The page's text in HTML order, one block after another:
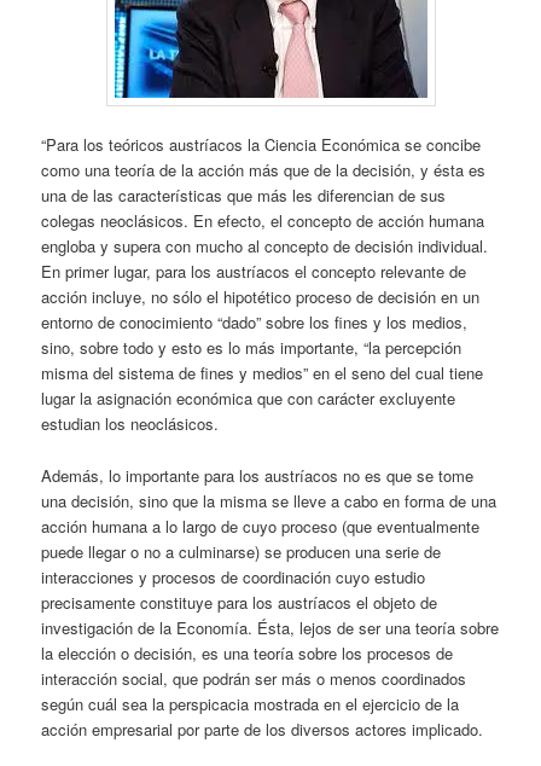
“Para los teóricos austríacos la Ciencia Económica se concibe
como una teoría de la acción más que de la decisión, y ésta es
una de las características que más les diferencian de sus
colegas neoclásicos. En efecto, el concepto de acción humana
engloba y supera con mucho al concepto de decisión individual.
En primer lugar, para los austríacos el concepto relevante de
acción incluye, no sólo el hipotético proceso de decisión en un
entorno de conocimiento “dado” sobre los fines y los medios,
sino, sobre todo y esto es lo más importante, “la percepción
misma del sistema de fines y medios” en el seno del cual tiene
lugar la asignación económica que con carácter excluyente
estudian los neoclásicos.
Además, lo importante para los austríacos no es que se tome
una decisión, sino que la misma se lleve a cabo en forma de una
acción humana a lo largo de cuyo proceso (que eventualmente
puede llegar o no a culminarse) se producen una serie de
interacciones y procesos de coordinación cuyo estudio
precisamente constituye para los austríacos el objeto de
investigación de la Economía. Ésta, lejos de ser una teoría sobre
la elección o decisión, es una teoría sobre los procesos de
interacción social, que podrán ser más o menos coordinados
según cuál sea la perspicacia mostrada en el ejercicio de la
acción empresarial por parte de los diversos actores implicado.